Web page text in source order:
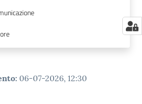
: 06-07-2026, 12:30